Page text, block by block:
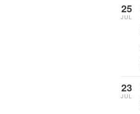
25
JUL
23
JUL